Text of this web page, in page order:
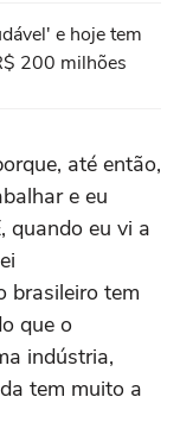
e hoje tem
200 milhões
até então,
e eu
quando eu vi a
brasileiro tem
que o
indústria,
tem muito a